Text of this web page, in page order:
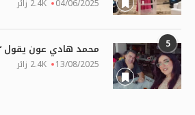
04/06/2025 2.4K زائر
5 محمد هادي عون يقول
13/08/2025 2.4K زائر